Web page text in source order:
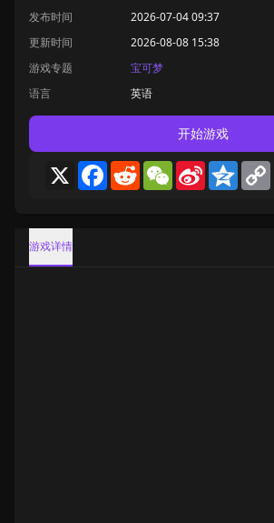
发布时间
2026-07-04 09:37
更新时间
2026-08-08 15:38
游戏专题
宝可梦
语言
英语
开始游戏
X Facebook
RedditWeChat
Sina
Weibo
Qzone
游戏详情